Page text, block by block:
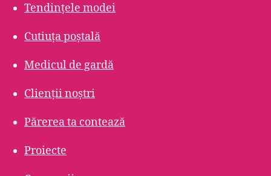
Tendințele modei
Cutiuța poștală
Medicul de gardă
Clienții noștri
Părerea ta contează
Proiecte